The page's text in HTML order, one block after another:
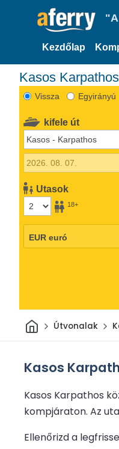
Kezdőlap
Kasos
Vissza Egyirányú
kifele út
Utasok
18+
Otthon
Útvonalak
Kasos
Kasos Karpathos
kompjáraton. Az
Ellenőrizd a